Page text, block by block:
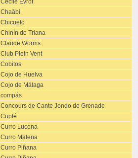
Cécile Evrot
Chaâbi
Chicuelo
Chinín de Triana
Claude Worms
Club Plein Vent
Cobitos
Cojo de Huelva
Cojo de Málaga
compás
Concours de Cante Jondo de Grenade
Cuplé
Curro Lucena
Curro Malena
Curro Piñana